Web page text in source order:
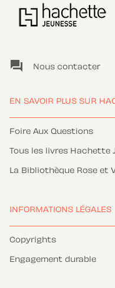
question_answer Nous contacter
EN SAVOIR PLUS SUR
Foire Aux Questions
Tous les livres Hachette
La Bibliothèque Rose et
INFORMATIONS LÉGALES
Copyrights
Engagement durable